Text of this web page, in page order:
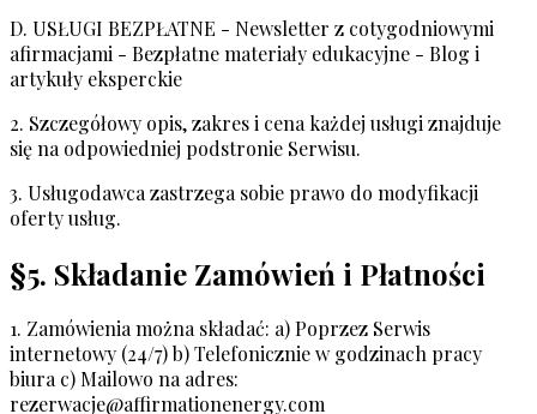
D. USŁUGI BEZPŁATNE - Newsletter z cotygodniowymi
afirmacjami - Bezpłatne materiały edukacyjne - Blog i
artykuły eksperckie
2. Szczegółowy opis, zakres i cena każdej usługi znajduje
się na odpowiedniej podstronie Serwisu.
3. Usługodawca zastrzega sobie prawo do modyfikacji
oferty usług.
§5. Składanie Zamówień i Płatności
1. Zamówienia można składać: a) Poprzez Serwis
internetowy (24/7) b) Telefonicznie w godzinach pracy
biura c) Mailowo na adres:
rezerwacje@affirmationenergy.com